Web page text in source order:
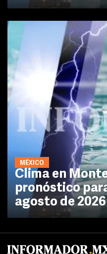
MÉXICO
Clima en
pronóstico
agosto de 2026